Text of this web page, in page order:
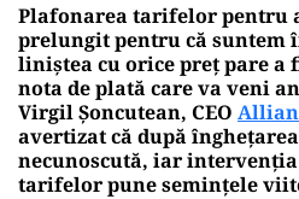
Plafonarea tarifelor pentru
prelungit pentru că suntem
liniştea cu orice preţ pare a
nota de plată care va veni
Virgil Şoncutean, CEO
avertizat că după
necunoscută, iar
tarifelor pune seminţele